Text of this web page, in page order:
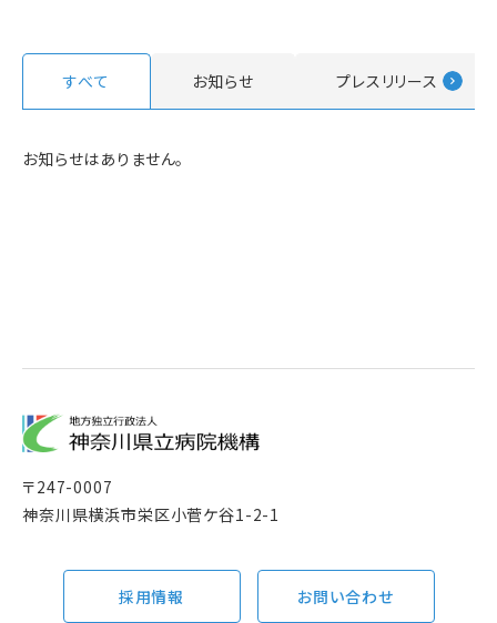
すべて お知らせ プレスリリース
お知らせはありません。
〒247-0007
神奈川県横浜市栄区小菅ケ谷1-2-1
採用情報 お問い合わせ